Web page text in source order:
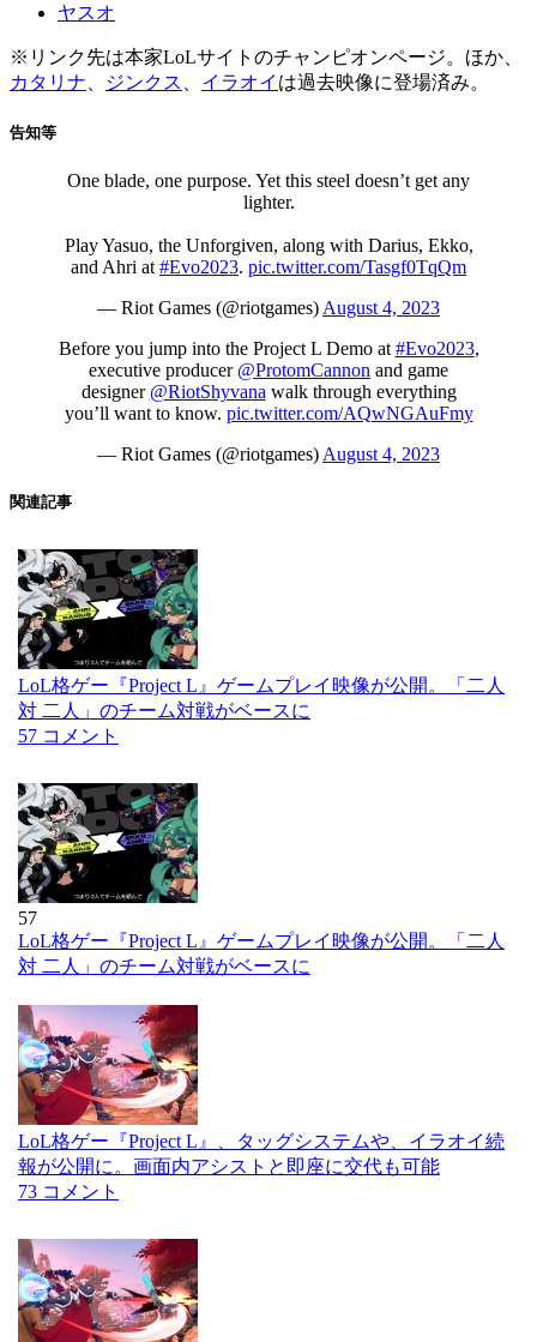
ヤスオ
※リンク先は本家LoLサイトのチャンピオンページ。ほか、
カタリナ
ジンクス イラオイ は過去映像に登場済み。
告知等
One blade, one purpose. Yet this steel doesn’t get any
lighter.
Play Yasuo, the Unforgiven, along with Darius, Ekko,
and Ahri at #Evo2023. pic.twitter.com/Tasgf0TqQm
— Riot Games (@riotgames) August 4, 2023
Before you jump into the Project L Demo at #Evo2023,
executive producer @ProtomCannon and game
designer @RiotShyvana walk through everything
you’ll want to know. pic.twitter.com/AQwNGAuFmy
— Riot Games (@riotgames) August 4, 2023
関連記事
LoL格ゲー『Project L』ゲームプレイ映像が公開。「二人
対 二人」のチーム対戦がベースに
57 コメント
57
LoL格ゲー『Project L』ゲームプレイ映像が公開。「二人
対 二人」のチーム対戦がベースに
LoL格ゲー『Project L』、タッグシステムや、イラオイ続
報が公開に。画面内アシストと即座に交代も可能
73 コメント